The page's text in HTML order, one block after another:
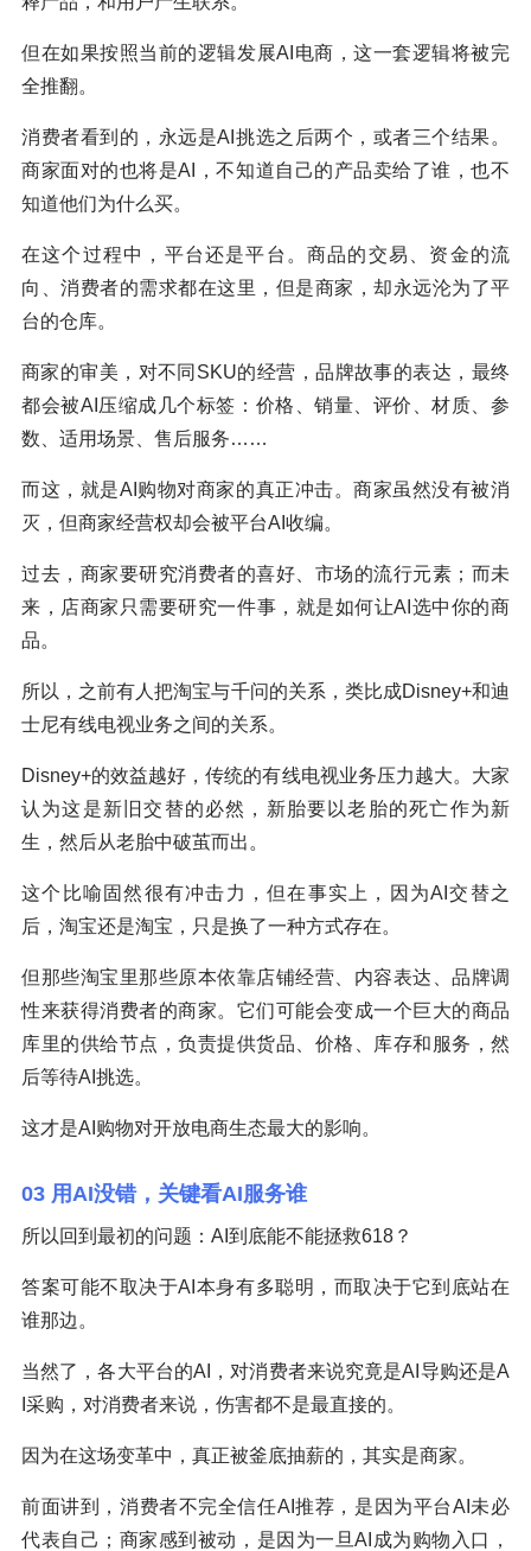
但在如果按照当前的逻辑发展AI电商，这一套逻辑将被完
全推翻。
消费者看到的，永远是AI挑选之后两个，或者三个结果。
商家面对的也将是AI，不知道自己的产品卖给了谁，也不
知道他们为什么买。
在这个过程中，平台还是平台。商品的交易、资金的流
向、消费者的需求都在这里，但是商家，却永远沦为了平
台的仓库。
商家的审美，对不同SKU的经营，品牌故事的表达，最终
都会被AI压缩成几个标签：价格、销量、评价、材质、参
数、适用场景、售后服务……
而这，就是AI购物对商家的真正冲击。商家虽然没有被消
灭，但商家经营权却会被平台AI收编。
过去，商家要研究消费者的喜好、市场的流行元素；而未
来，店商家只需要研究一件事，就是如何让AI选中你的商
品。
所以，之前有人把淘宝与千问的关系，类比成Disney+和迪
士尼有线电视业务之间的关系。
Disney+的效益越好，传统的有线电视业务压力越大。大家
认为这是新旧交替的必然，新胎要以老胎的死亡作为新
生，然后从老胎中破茧而出。
这个比喻固然很有冲击力，但在事实上，因为AI交替之
后，淘宝还是淘宝，只是换了一种方式存在。
但那些淘宝里那些原本依靠店铺经营、内容表达、品牌调
性来获得消费者的商家。它们可能会变成一个巨大的商品
库里的供给节点，负责提供货品、价格、库存和服务，然
后等待AI挑选。
这才是AI购物对开放电商生态最大的影响。
03 用AI没错，关键看AI服务谁
所以回到最初的问题：AI到底能不能拯救618？
答案可能不取决于AI本身有多聪明，而取决于它到底站在
谁那边。
当然了，各大平台的AI，对消费者来说究竟是AI导购还是A
I采购，对消费者来说，伤害都不是最直接的。
因为在这场变革中，真正被釜底抽薪的，其实是商家。
前面讲到，消费者不完全信任AI推荐，是因为平台AI未必
代表自己；商家感到被动，是因为一旦AI成为购物入口，